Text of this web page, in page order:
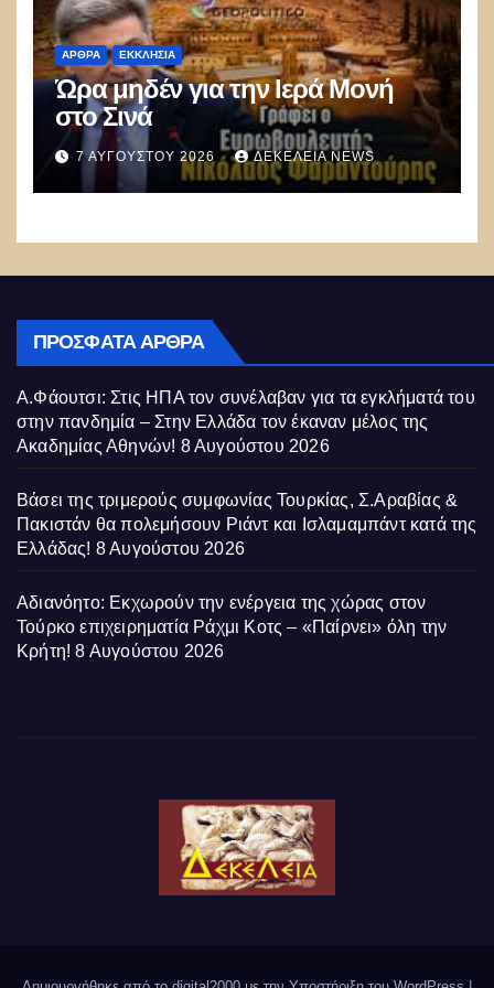
ΑΡΘΡΑ ΕΚΚΛΗΣΊΑ
Ώρα μηδέν για την Ιερά Μονή
στο Σινά
7 ΑΥΓΟΎΣΤΟΥ 2026 ΔΕΚΈΛΕΙΑ NEWS
ΠΡΌΣΦΑΤΑ ΆΡΘΡΑ
Α.Φάουτσι: Στις ΗΠΑ τον συνέλαβαν για τα εγκλήματά του
στην πανδημία – Στην Ελλάδα τον έκαναν μέλος της
Ακαδημίας Αθηνών! 8 Αυγούστου 2026
Βάσει της τριμερούς συμφωνίας Τουρκίας, Σ.Αραβίας &
Πακιστάν θα πολεμήσουν Ριάντ και Ισλαμαμπάντ κατά της
Ελλάδας! 8 Αυγούστου 2026
Αδιανόητο: Εκχωρούν την ενέργεια της χώρας στον
Τούρκο επιχειρηματία Ράχμι Κοτς – «Παίρνει» όλη την
Κρήτη! 8 Αυγούστου 2026